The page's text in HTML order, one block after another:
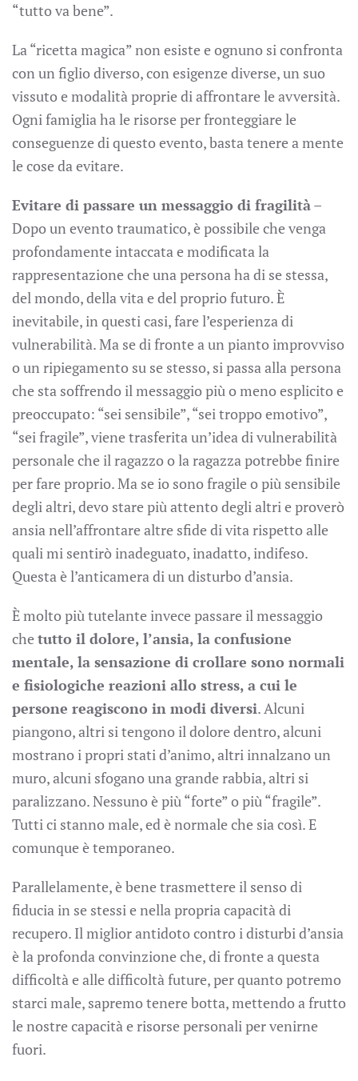
“tutto va bene”.
La “ricetta magica” non esiste e ognuno si confronta
con un figlio diverso, con esigenze diverse, un suo
vissuto e modalità proprie di affrontare le avversità.
Ogni famiglia ha le risorse per fronteggiare le
conseguenze di questo evento, basta tenere a mente
le cose da evitare.
Evitare di passare un messaggio di fragilità–
Dopo un evento traumatico, è possibile che venga
profondamente intaccata e modificata la
rappresentazione che una persona ha di se stessa,
del mondo, della vita e del proprio futuro. È
inevitabile, in questi casi, fare l’esperienza di
vulnerabilità. Ma se di fronte a un pianto improvviso
o un ripiegamento su se stesso, si passa alla persona
che sta soffrendo il messaggio più o meno esplicito e
preoccupato: “sei sensibile”, “sei troppo emotivo”,
“sei fragile”, viene trasferita un’idea di vulnerabilità
personale che il ragazzo o la ragazza potrebbe finire
per fare proprio. Ma se io sono fragile o più sensibile
degli altri, devo stare più attento degli altri e proverò
ansia nell’affrontare altre sfide di vita rispetto alle
quali mi sentirò inadeguato, inadatto, indifeso.
Questa è l’anticamera di un disturbo d’ansia.
È molto più tutelante invece passare il messaggio
che tutto il dolore, l’ansia, la confusione
mentale, la sensazione di crollare sono normali
e fisiologiche reazioni allo stress, a cui le
persone reagiscono in modi diversi. Alcuni
piangono, altri si tengono il dolore dentro, alcuni
mostrano i propri stati d’animo, altri innalzano un
muro, alcuni sfogano una grande rabbia, altri si
paralizzano. Nessuno è più “forte” o più “fragile”.
Tutti ci stanno male, ed è normale che sia così. E
comunque è temporaneo.
Parallelamente, è bene trasmettere il senso di
fiducia in se stessi e nella propria capacità di
recupero. Il miglior antidoto contro i disturbi d’ansia
è la profonda convinzione che, di fronte a questa
difficoltà e alle difficoltà future, per quanto potremo
starci male, sapremo tenere botta, mettendo a frutto
le nostre capacità e risorse personali per venirne
fuori.